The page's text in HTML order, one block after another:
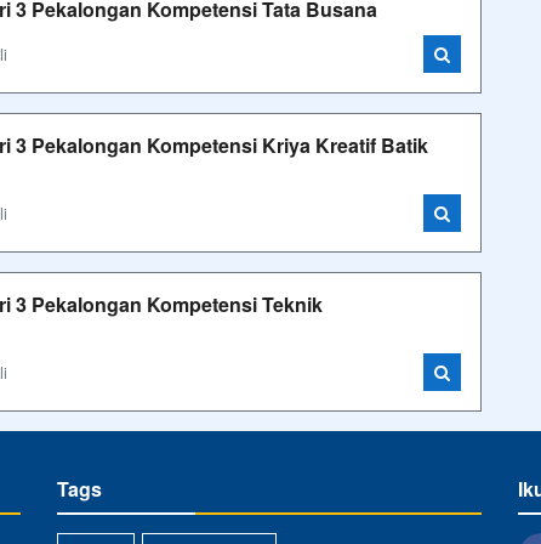
3 Pekalongan Kompetensi Tata Busana
3 Pekalongan Kompetensi Kriya Kreatif Batik
3 Pekalongan Kompetensi Teknik
Tags